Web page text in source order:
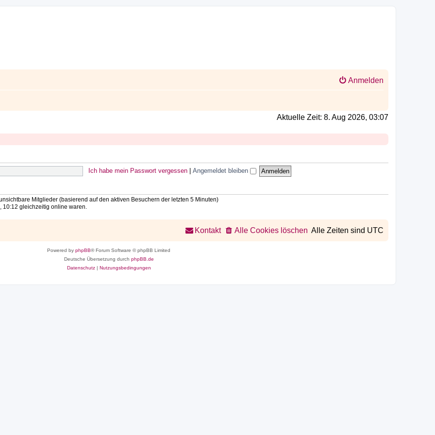
Anmelden
Aktuelle Zeit: 8. Aug 2026, 03:07
Ich habe mein Passwort vergessen Angemeldet bleiben
Mitglieder (basierend auf den aktiven Besuchern der letzten 5 Minuten)
10:12 gleichzeitig online waren.
Alle Zeiten sind UTC
Alle Cookies löschen
Kontakt
Powered by phpBB® Forum Software © phpBB Limited
Deutsche Übersetzung durch phpBB.de
Datenschutz| Nutzungsbedingungen